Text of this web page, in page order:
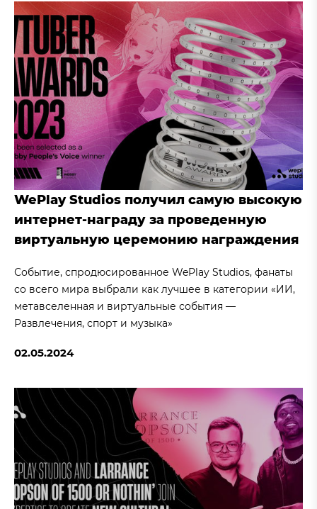
WePlay Studios получил самую высокую
интернет-награду за проведенную
виртуальную церемонию награждения
Событие, спродюсированное WePlay Studios, фанаты
со всего мира выбрали как лучшее в категории «ИИ,
метавселенная и виртуальные события —
Развлечения, спорт и музыка»
02.05.2024